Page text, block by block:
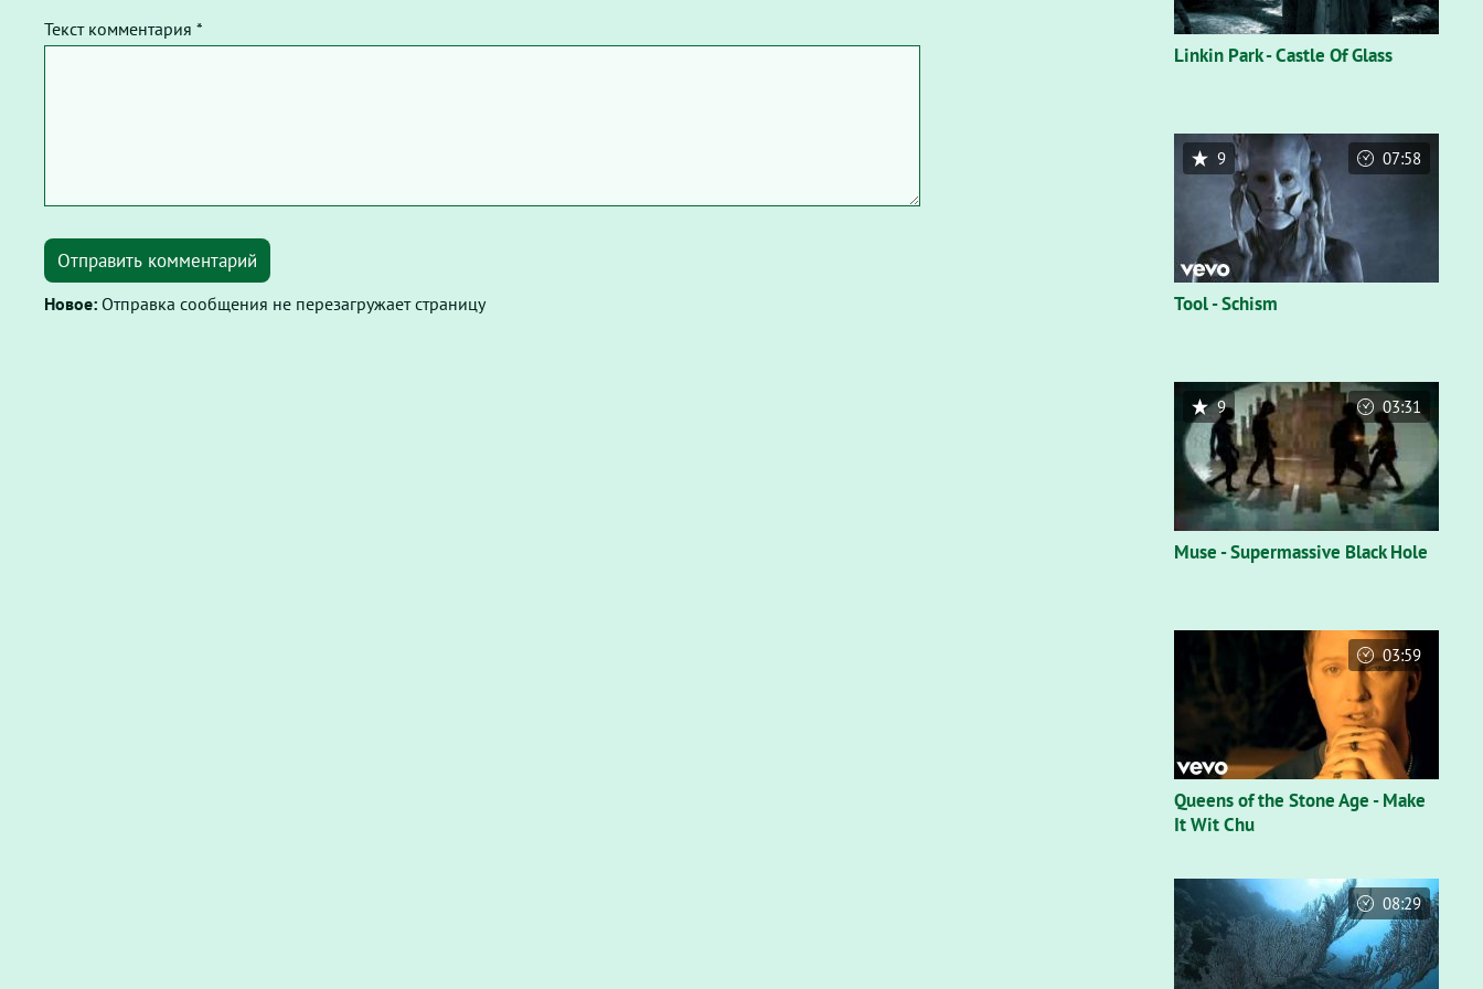
Текст комментария *
Отправить комментарий
Новое: Отправка сообщения не перезагружает страницу
Linkin Park - Castle Of Glass
Tool - Schism
9 07:58
Muse - Supermassive Black Hole
9 03:31
Queens of the Stone Age - Make
It Wit Chu
03:59
08:29